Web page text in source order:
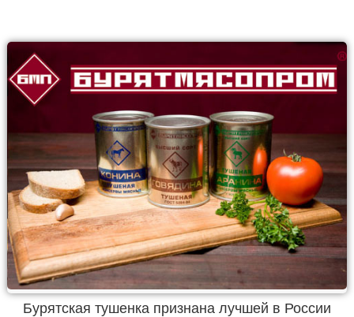
Бурятская тушенка признана лучшей в России